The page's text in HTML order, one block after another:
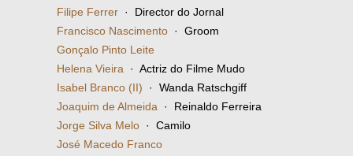
Filipe Ferrer · Director do Jornal
Francisco Nascimento · Groom
Gonçalo Pinto Leite
Helena Vieira · Actriz do Filme Mudo
Isabel Branco (II) · Wanda Ratschgiff
Joaquim de Almeida · Reinaldo Ferreira
Jorge Silva Melo · Camilo
José Macedo Franco